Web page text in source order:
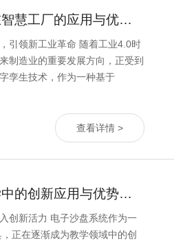
探索数字孪生技术在智慧工厂的应用与优势分析
引领新工业革命 随着工业4.0时
制造业的重要发展方向，正受到
孪生技术，作为一种基于
查看详情 >
电子沙盘系统在教学中的创新应用与优势分析
创新活力 电子沙盘系统作为一
正在逐渐成为教学领域中的创